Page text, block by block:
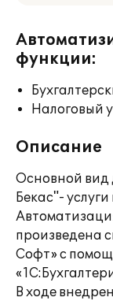
функции:
Налоговый
Описание
Основной вид
Бекас"-
произведена
Софт» с
В ходе